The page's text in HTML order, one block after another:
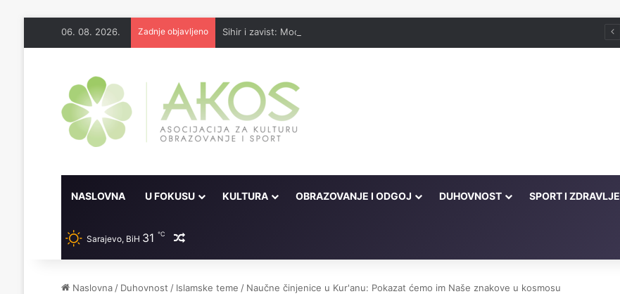
06. 08. 2026. Zadnje objavljeno Sihir i zavist: Moć sihira ili podrška šejtana?
NASLOVNA U FOKUSU KULTURA OBRAZOVANJE I ODGOJ DUHOVNOST SPORT I ZDRAVLJE
Sarajevo, BiH 31 ℃ Random članak
Naslovna / Duhovnost / Islamske teme / Naučne činjenice u Kur'anu: Pokazat ćemo im Naše znakove u kosmosu